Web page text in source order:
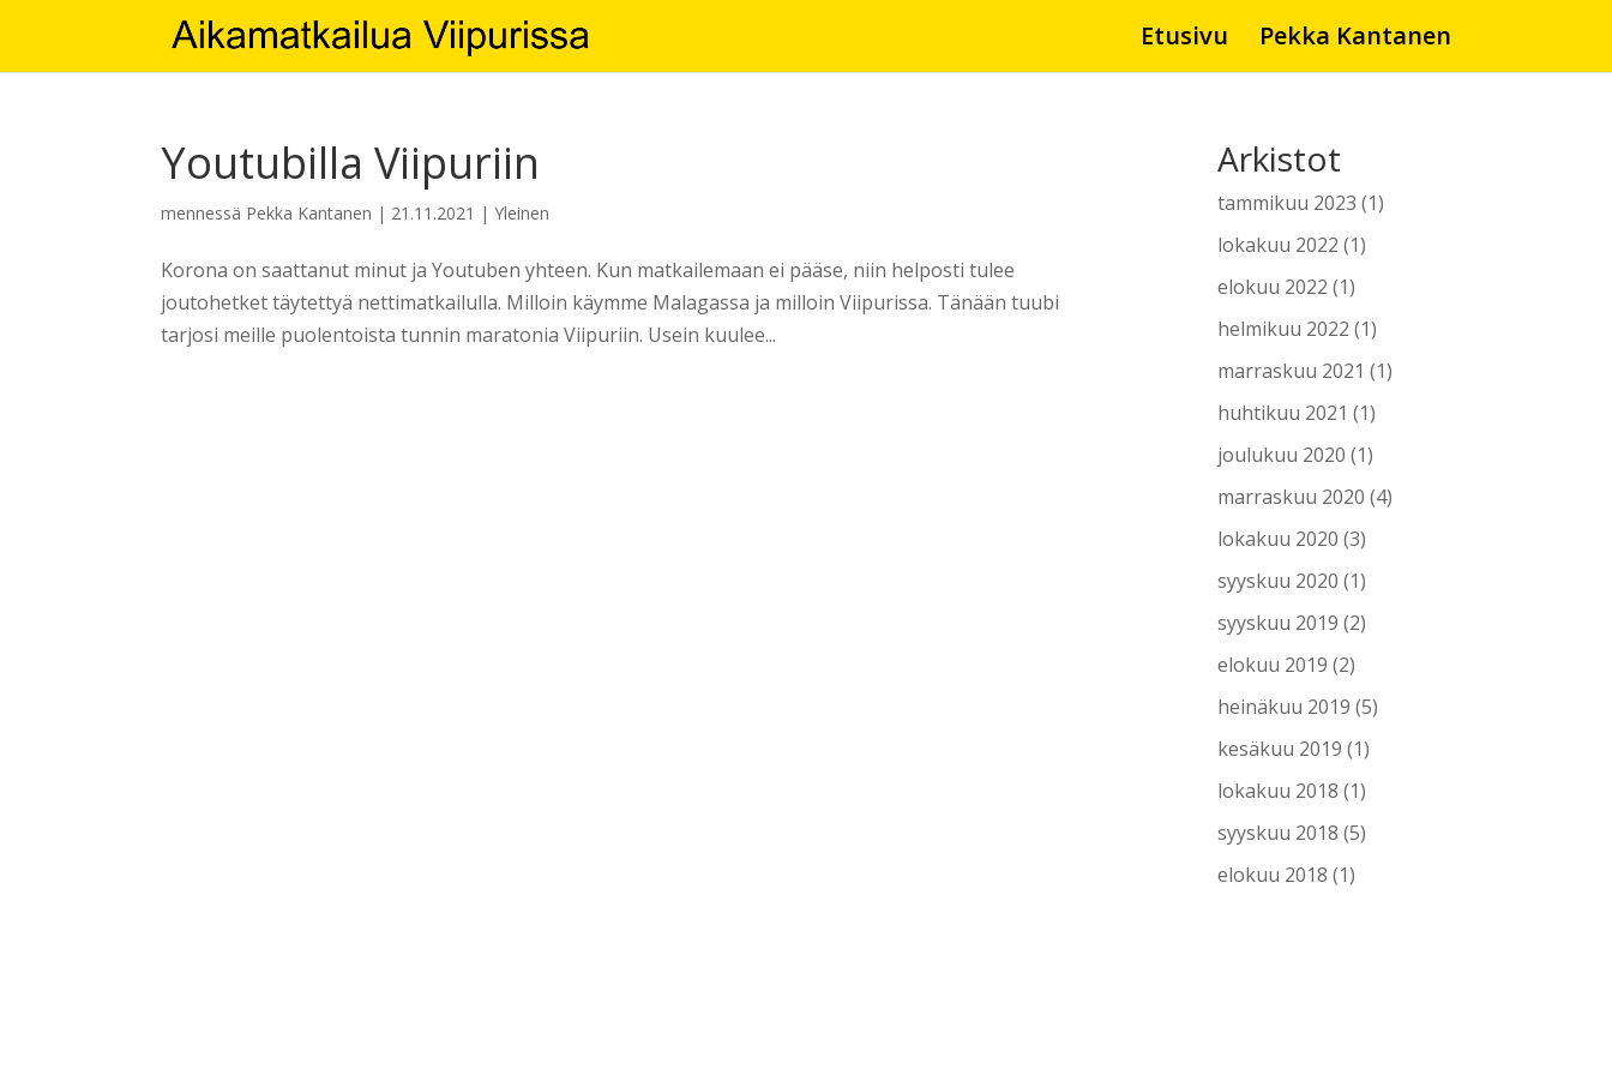
Etusivu Pekka Kantanen
Youtubilla Viipuriin
mennessä Pekka Kantanen | 21.11.2021 |Yleinen
Korona on saattanut minut ja Youtuben yhteen. Kun matkailemaan ei pääse, niin helposti tulee
joutohetket täytettyä nettimatkailulla. Milloin käymme Malagassa ja milloin Viipurissa. Tänään tuubi
tarjosi meille puolentoista tunnin maratonia Viipuriin. Usein kuulee...
Arkistot
tammikuu 2023 (1)
lokakuu 2022 (1)
elokuu 2022 (1)
helmikuu 2022 (1)
marraskuu 2021 (1)
huhtikuu 2021 (1)
joulukuu 2020 (1)
marraskuu 2020 (4)
lokakuu 2020 (3)
syyskuu 2020 (1)
syyskuu 2019 (2)
elokuu 2019 (2)
heinäkuu 2019 (5)
kesäkuu 2019 (1)
lokakuu 2018 (1)
syyskuu 2018 (5)
elokuu 2018 (1)